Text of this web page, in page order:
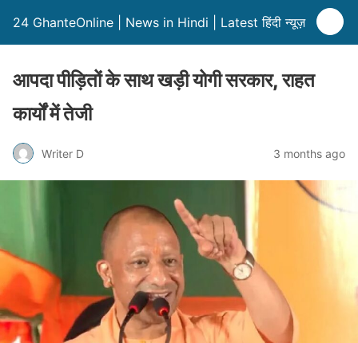
24 GhanteOnline | News in Hindi | Latest हिंदी न्यूज़
आपदा पीड़ितों के साथ खड़ी योगी सरकार, राहत
कार्यों में तेजी
Writer D 3 months ago